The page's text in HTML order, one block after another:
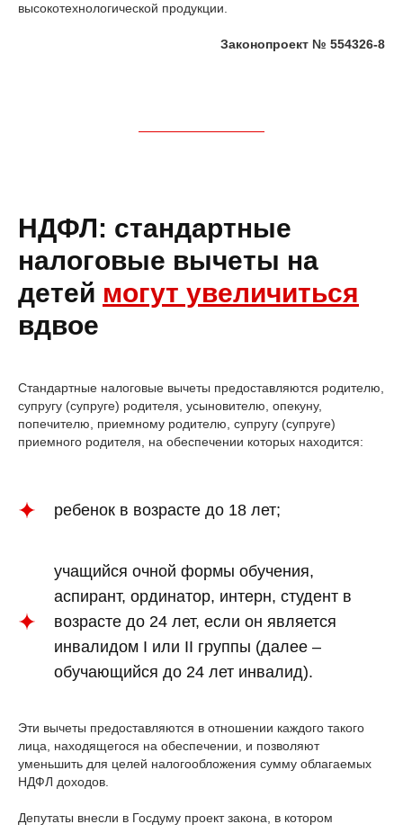
высокотехнологической продукции.
Законопроект № 554326-8
НДФЛ: стандартные
налоговые вычеты на
детей могут увеличиться
вдвое
Стандартные налоговые вычеты предоставляются родителю,
супругу (супруге) родителя, усыновителю, опекуну,
попечителю, приемному родителю, супругу (супруге)
приемного родителя, на обеспечении которых находится:
ребенок в возрасте до 18 лет;
учащийся очной формы обучения,
аспирант, ординатор, интерн, студент в
возрасте до 24 лет, если он является
инвалидом I или II группы (далее –
обучающийся до 24 лет инвалид).
Эти вычеты предоставляются в отношении каждого такого
лица, находящегося на обеспечении, и позволяют
уменьшить для целей налогообложения сумму облагаемых
НДФЛ доходов.
Депутаты внесли в Госдуму проект закона, в котором